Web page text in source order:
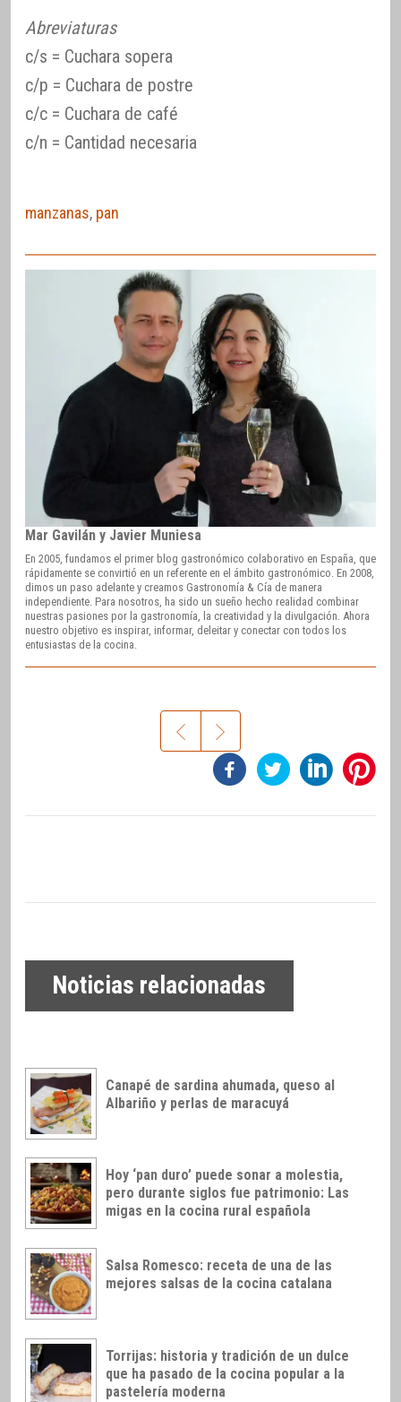
Abreviaturas
c/s = Cuchara sopera
c/p = Cuchara de postre
c/c = Cuchara de café
c/n = Cantidad necesaria
manzanas, pan
Mar Gavilán y Javier Muniesa
En 2005, fundamos el primer blog gastronómico colaborativo en España, que
rápidamente se convirtió en un referente en el ámbito gastronómico. En 2008,
dimos un paso adelante y creamos Gastronomía & Cía de manera
independiente. Para nosotros, ha sido un sueño hecho realidad combinar
nuestras pasiones por la gastronomía, la creatividad y la divulgación. Ahora
nuestro objetivo es inspirar, informar, deleitar y conectar con todos los
entusiastas de la cocina.
Noticias relacionadas
Canapé de sardina ahumada, queso al
Albariño y perlas de maracuyá
Hoy ‘pan duro’ puede sonar a molestia,
pero durante siglos fue patrimonio: Las
migas en la cocina rural española
Salsa Romesco: receta de una de las
mejores salsas de la cocina catalana
Torrijas: historia y tradición de un dulce
que ha pasado de la cocina popular a la
pastelería moderna